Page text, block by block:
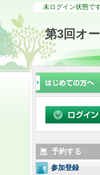
未ログイン状態です
第3回オ
予約する
参加登録